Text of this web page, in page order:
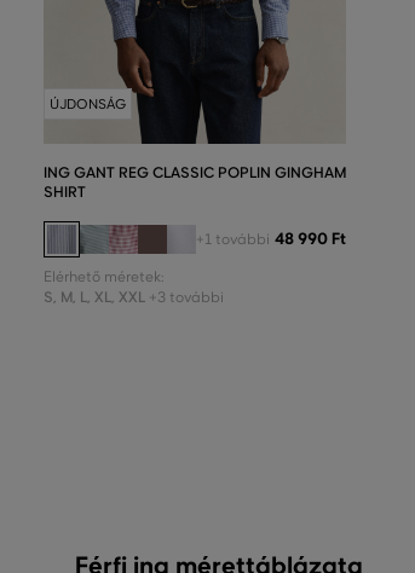
ÚJDONSÁG
ING GANT REG CLASSIC POPLIN GINGHAM
SHIRT
+1 további 48 990 Ft
Elérhető méretek:
S, M, L, XL, XXL +3 további
Férfi ing mérettáblázata